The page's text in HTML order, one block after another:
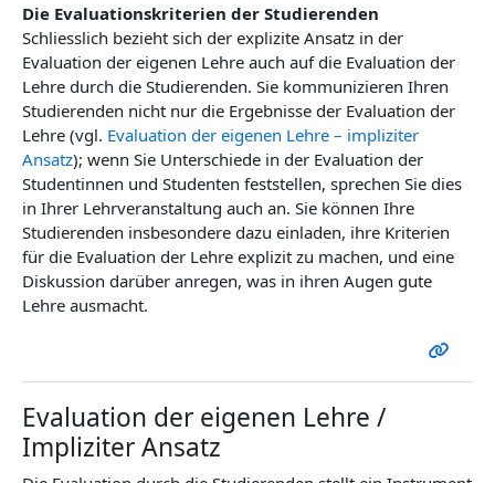
Die Evaluationskriterien der Studierenden
Schliesslich bezieht sich der explizite Ansatz in der
Evaluation der eigenen Lehre auch auf die Evaluation der
Lehre durch die Studierenden. Sie kommunizieren Ihren
Studierenden nicht nur die Ergebnisse der Evaluation der
Lehre (vgl. Evaluation der eigenen Lehre – impliziter
Ansatz); wenn Sie Unterschiede in der Evaluation der
Studentinnen und Studenten feststellen, sprechen Sie dies
in Ihrer Lehrveranstaltung auch an. Sie können Ihre
Studierenden insbesondere dazu einladen, ihre Kriterien
für die Evaluation der Lehre explizit zu machen, und eine
Diskussion darüber anregen, was in ihren Augen gute
Lehre ausmacht.
Evaluation der eigenen Lehre /
Impliziter Ansatz